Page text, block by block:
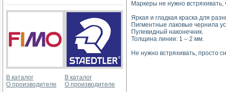
В каталог
О производителе
В каталог
О производителе
Маркеры не нужно
Яркая и гладкая краска для
Пигментные лаковые чернила
Пулевидный наконечник.
Толщина линии: 1 – 2 мм.
Не нужно встряхивать, просто